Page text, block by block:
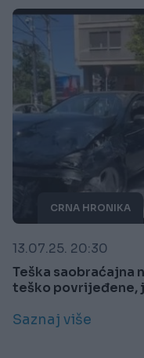
CRNA HRONIKA
13.07.25. 20:30
Teška saobraćajna
teško povrijeđene,
Saznaj više